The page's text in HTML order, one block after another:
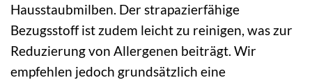
Hausstaubmilben. Der strapazierfähige
Bezugsstoff ist zudem leicht zu reinigen, was zur
Reduzierung von Allergenen beiträgt. Wir
empfehlen jedoch grundsätzlich eine